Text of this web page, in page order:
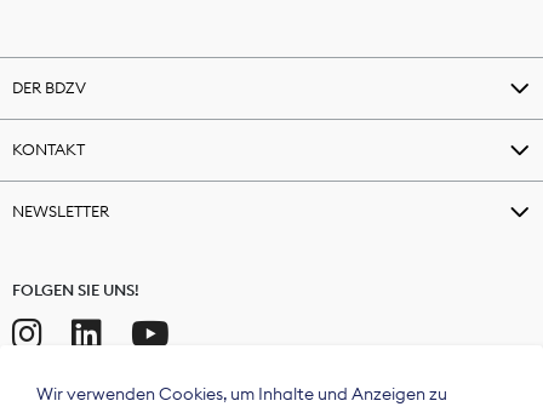
DER BDZV
KONTAKT
NEWSLETTER
FOLGEN SIE UNS!
Wir verwenden Cookies, um Inhalte und Anzeigen zu